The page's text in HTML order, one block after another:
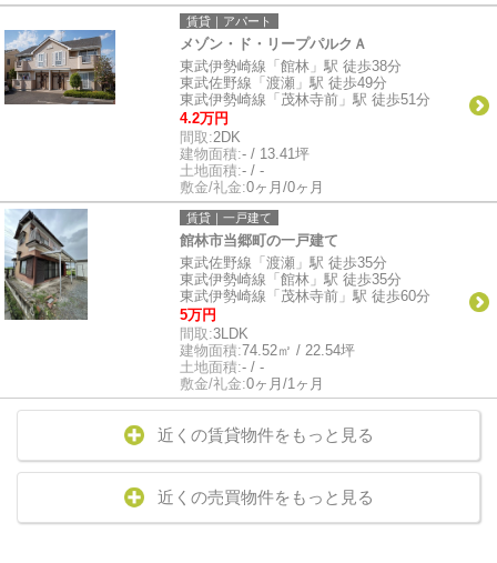
賃貸｜アパート
メゾン・ド・リープパルクＡ
東武伊勢崎線「館林」駅 徒歩38分
東武佐野線「渡瀬」駅 徒歩49分
東武伊勢崎線「茂林寺前」駅 徒歩51分
4.2万円
間取:2DK
建物面積:- / 13.41坪
土地面積:- / -
敷金/礼金:0ヶ月/0ヶ月
賃貸｜一戸建て
館林市当郷町の一戸建て
東武佐野線「渡瀬」駅 徒歩35分
東武伊勢崎線「館林」駅 徒歩35分
東武伊勢崎線「茂林寺前」駅 徒歩60分
5万円
間取:3LDK
建物面積:74.52㎡ / 22.54坪
土地面積:- / -
敷金/礼金:0ヶ月/1ヶ月
近くの賃貸物件をもっと見る
近くの売買物件をもっと見る